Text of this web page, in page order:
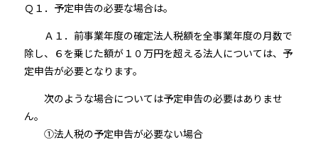
Ｑ１．予定申告の必要な場合は。
Ａ１．前事業年度の確定法人税額を全事業年度の月数で
除し、６を乗じた額が１０万円を超える法人については、予
定申告が必要となります。
次のような場合については予定申告の必要はありませ
ん。
①法人税の予定申告が必要ない場合